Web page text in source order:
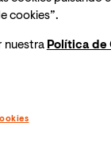
en la NASA
de las
en órbita. Hoy
que el
hace
ciudades. Hay
cookies”.
nuestra Política de